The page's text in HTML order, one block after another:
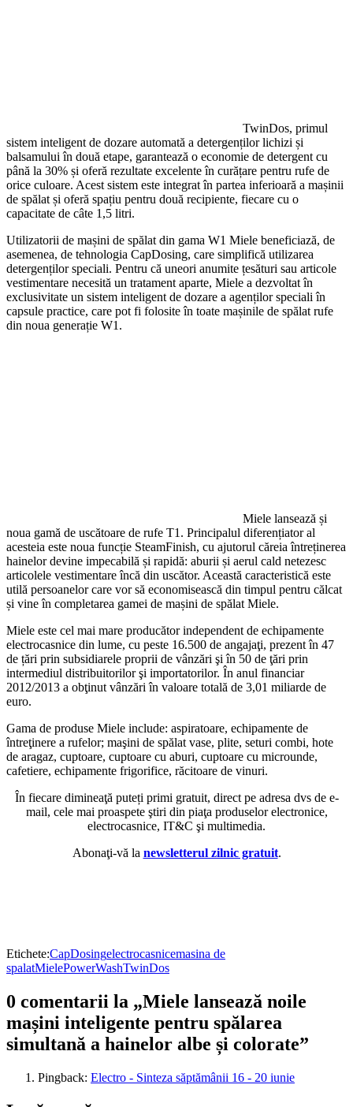
TwinDos, primul
sistem inteligent de dozare automată a detergenților lichizi și
balsamului în două etape, garantează o economie de detergent cu
până la 30% și oferă rezultate excelente în curățare pentru rufe de
orice culoare. Acest sistem este integrat în partea inferioară a mașinii
de spălat și oferă spațiu pentru două recipiente, fiecare cu o
capacitate de câte 1,5 litri.
Utilizatorii de mașini de spălat din gama W1 Miele beneficiază, de
asemenea, de tehnologia CapDosing, care simplifică utilizarea
detergenților speciali. Pentru că uneori anumite țesături sau articole
vestimentare necesită un tratament aparte, Miele a dezvoltat în
exclusivitate un sistem inteligent de dozare a agenților speciali în
capsule practice, care pot fi folosite în toate mașinile de spălat rufe
din noua generație W1.
Miele lansează și
noua gamă de uscătoare de rufe T1. Principalul diferențiator al
acesteia este noua funcție SteamFinish, cu ajutorul căreia întreținerea
hainelor devine impecabilă și rapidă: aburii și aerul cald netezesc
articolele vestimentare încă din uscător. Această caracteristică este
utilă persoanelor care vor să economisească din timpul pentru călcat
și vine în completarea gamei de mașini de spălat Miele.
Miele este cel mai mare producător independent de echipamente
electrocasnice din lume, cu peste 16.500 de angajaţi, prezent în 47
de țări prin subsidiarele proprii de vânzări şi în 50 de ţări prin
intermediul distribuitorilor şi importatorilor. În anul financiar
2012/2013 a obţinut vânzări în valoare totală de 3,01 miliarde de
euro.
Gama de produse Miele include: aspiratoare, echipamente de
întreţinere a rufelor; maşini de spălat vase, plite, seturi combi, hote
de aragaz, cuptoare, cuptoare cu aburi, cuptoare cu microunde,
cafetiere, echipamente frigorifice, răcitoare de vinuri.
În fiecare dimineaţă puteți primi gratuit, direct pe adresa dvs de e-
mail, cele mai proaspete ştiri din piaţa produselor electronice,
electrocasnice, IT&C şi multimedia.
Abonaţi-vă la newsletterul zilnic gratuit.
Etichete:CapDosingelectrocasnicemasina de
spalatMielePowerWashTwinDos
0 comentarii la „Miele lansează noile
mașini inteligente pentru spălarea
simultană a hainelor albe și colorate”
Pingback: Electro - Sinteza săptămânii 16 - 20 iunie